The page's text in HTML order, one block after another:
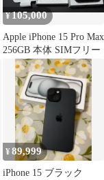
¥105,000
Apple iPhone 15 Pro Max
256GB 本体 SIMフリー
¥89,999
iPhone 15 ブラック